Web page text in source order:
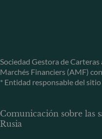
Sociedad Gestora de
Marchés Financiers (AMF)
* Entidad responsable del
Comunicación sobre las
Rusia